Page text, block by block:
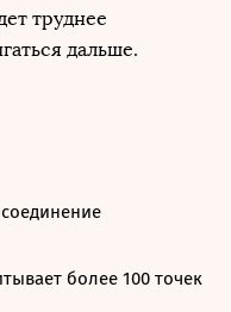
труднее
дальше.
более 100 точек